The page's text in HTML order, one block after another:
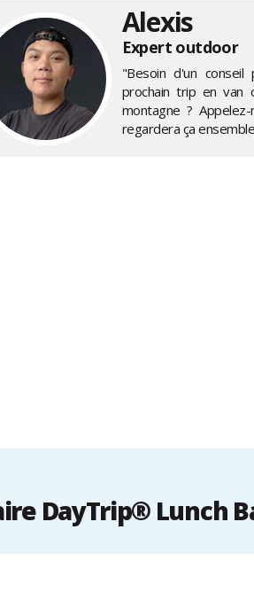
Alexis
Expert outdoor
"Besoin d'un
prochain trip en van
montagne ?
regardera ça
DayTrip® Lunch